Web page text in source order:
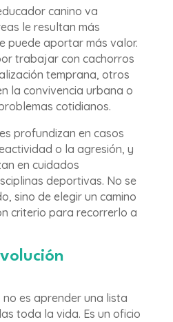
canino va
le resultan más
puede aportar más valor.
trabajar con cachorros
temprana, otros
la convivencia urbana o
cotidianos.
profundizan en casos
o la agresión, y
en cuidados
deportivas. No se
sino de elegir un camino
criterio para recorrerlo a
es aprender una lista
toda la vida. Es un oficio